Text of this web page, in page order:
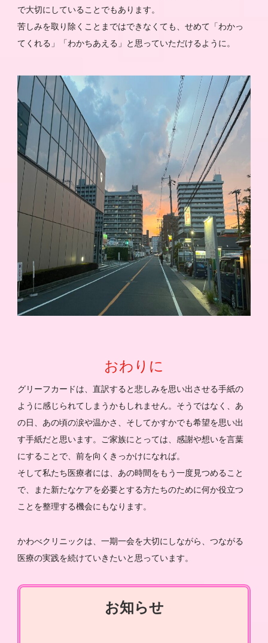
で大切にしていることでもあります。
苦しみを取り除くことまではできなくても、せめて「わかっ
てくれる」「わかちあえる」と思っていただけるように。
おわりに
グリーフカードは、直訳すると悲しみを思い出させる手紙の
ように感じられてしまうかもしれません。そうではなく、あ
の日、あの頃の涙や温かさ、そしてかすかでも希望を思い出
す手紙だと思います。ご家族にとっては、感謝や想いを言葉
にすることで、前を向くきっかけになれば。
そして私たち医療者には、あの時間をもう一度見つめること
で、また新たなケアを必要とする方たちのために何か役立つ
ことを整理する機会にもなります。
かわべクリニックは、一期一会を大切にしながら、つながる
医療の実践を続けていきたいと思っています。
お知らせ